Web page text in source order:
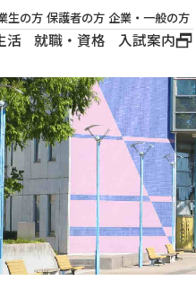
生の方 保護者の方 企業・一般の方
活 就職・資格 入試案内
大学概要
建学の精神
ロゴマーク・公式
ャラクター